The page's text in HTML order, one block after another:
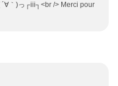
｀)っ┌iii┐<br /> Merci pour